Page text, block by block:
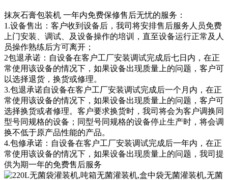
抹灰石膏包装机 一年内免费保修售后无忧的服务：
1.设备售出：客户收到设备后，我司将安排售后服务人员免费
上门安装、调试、及设备操作的培训，直至设备运行正常及人
员操作熟练后方可离开；
2包退承诺：自设备在客户工厂安装调试完成后七日内，在正
常使用该设备的情况下，如果设备出现质量上的问题，客户可
以选择退货，换货或修理。
3.包退承诺自设备在客户工厂安装调试完成后一个月内，在正
常使用该设备的情况下，如果设备出现质量上的问题，客户可
选择换货或者修理。客户要求换货时，我司将会为客户调换同
型号同规格的设备；同型号同规格的设备停止生产时，将会调
换不低于原产品性能的产品。
4.包修承诺：自设备在客户工厂安装调试完成后一年内，在正
常使用该设备的情况下，如果设备出现质量上的问题，我司提
供为期一年的免费售后服务